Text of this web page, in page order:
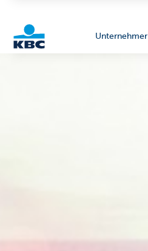
Unternehmer